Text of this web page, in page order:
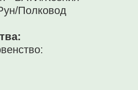
Полковод